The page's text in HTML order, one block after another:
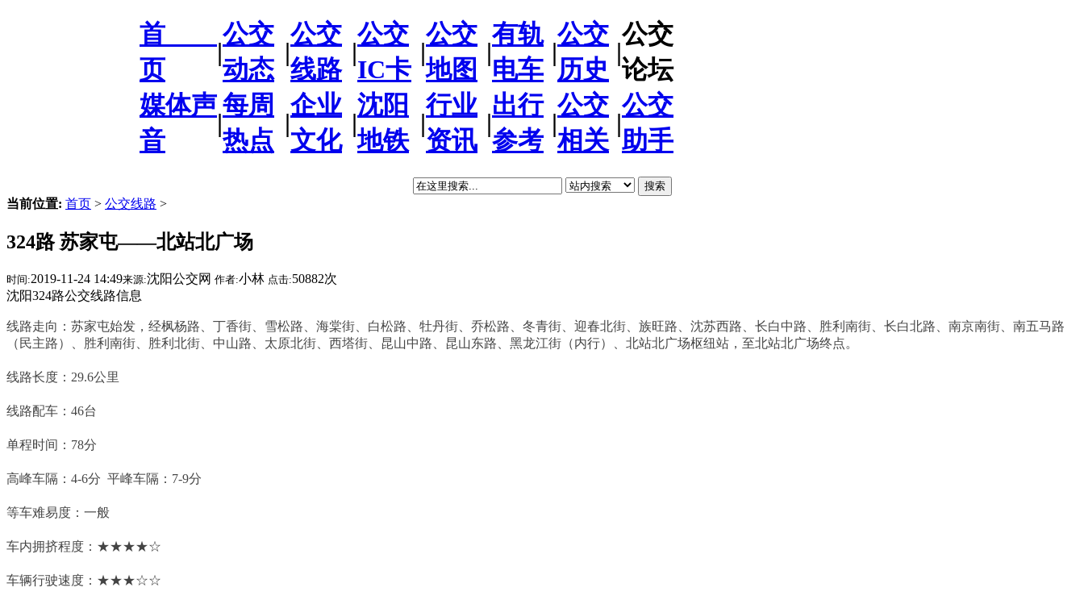
首
页
|
公交
动态
|
公交
线路
|
公交
IC卡
|
公交
地图
|
有轨
电车
|
公交
历史
|
公交
论坛
媒体声
音
|
每周
热点
|
企业
文化
|
沈阳
地铁
|
行业
资讯
|
出行
参考
|
公交
相关
|
公交
助手
搜索
当前位置: 首页 > 公交线路 >
324路 苏家屯——北站北广场
时间:2019-11-24 14:49来源:沈阳公交网 作者:小林 点击:50882次
沈阳324路公交线路信息
线路走向：苏家屯始发，经枫杨路、丁香街、雪松路、海棠街、白松路、牡丹街、乔松路、冬青街、迎春北街、族旺路、沈苏西路、长白中路、胜利南街、长白北路、南京南街、南五马路
（民主路）、胜利南街、胜利北街、中山路、太原北街、西塔街、昆山中路、昆山东路、黑龙江街（内行）、北站北广场枢纽站，至北站北广场终点。
线路长度：29.6公里
线路配车：46台
单程时间：78分
高峰车隔：4-6分 平峰车隔：7-9分
等车难易度：一般
车内拥挤程度：★★★★☆
车辆行驶速度：★★★☆☆